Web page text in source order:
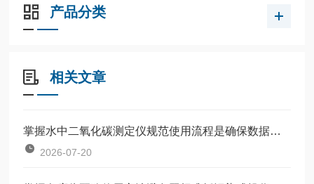
产品分类
相关文章
掌握水中二氧化碳测定仪规范使用流程是确保数据准确可靠的前提
2026-07-20